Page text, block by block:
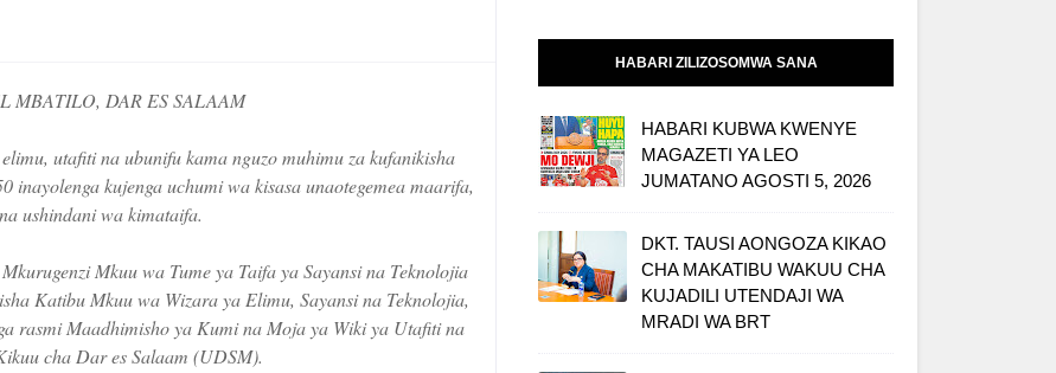
MBATILO, DAR ES SALAAM
utafiti na ubunifu kama nguzo muhimu za kufanikisha
inayolenga kujenga uchumi wa kisasa unaotegemea maarifa,
ushindani wa kimataifa.
Mkuu wa Tume ya Taifa ya Sayansi na Teknolojia
Katibu Mkuu wa Wizara ya Elimu, Sayansi na Teknolojia,
rasmi Maadhimisho ya Kumi na Moja ya Wiki ya Utafiti na
cha Dar es Salaam (UDSM).
HABARI ZILIZOSOMWA SANA
HABARI KUBWA KWENYE
MAGAZETI YA LEO
JUMATANO AGOSTI 5, 2026
DKT. TAUSI AONGOZA KIKAO
CHA MAKATIBU WAKUU CHA
KUJADILI UTENDAJI WA
MRADI WA BRT